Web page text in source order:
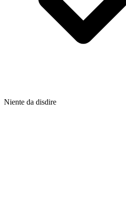
Niente da disdire